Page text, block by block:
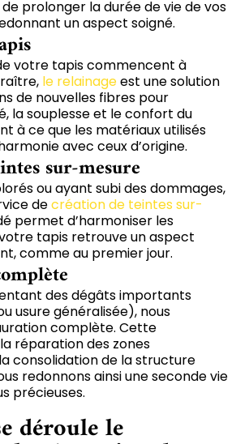
prolonger la durée de vie de vos
un aspect soigné.
votre tapis commencent à
le relainageest une solution
de nouvelles fibres pour
la souplesse et le confort du
à ce que les matériaux utilisés
avec ceux d’origine.
sur-mesure
ou ayant subi des dommages,
decréation de teintes sur-
permet d’harmoniser les
tapis retrouve un aspect
comme au premier jour.
des dégâts importants
usure généralisée), nous
complète. Cette
réparation des zones
consolidation de la structure
redonnons ainsi une seconde vie
précieuses.
déroule le